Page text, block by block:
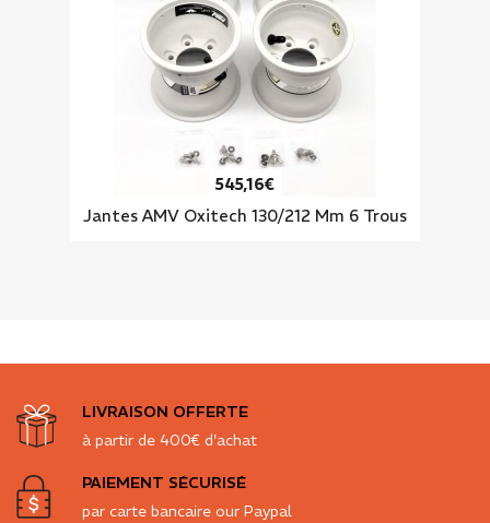
545,16€
Jantes AMV Oxitech 130/212 Mm 6 Trous
LIVRAISON OFFERTE
à partir de 400€ d'achat
PAIEMENT SÉCURISÉ
par carte bancaire our Paypal